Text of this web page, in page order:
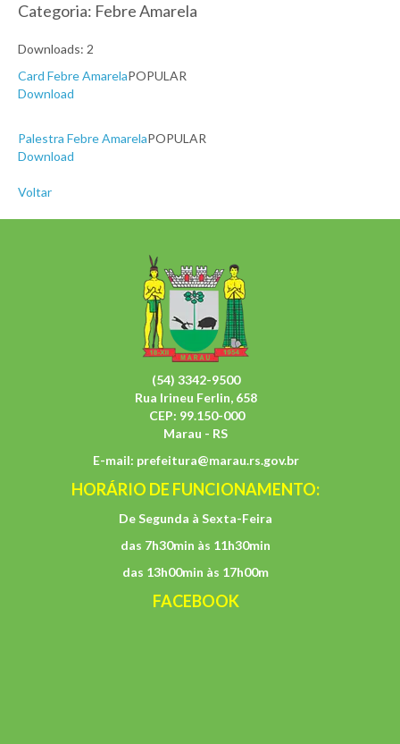
Categoria: Febre Amarela
Downloads: 2
Card Febre AmarelaPOPULAR
Download
Palestra Febre AmarelaPOPULAR
Download
Voltar
(54) 3342-9500
Rua Irineu Ferlin, 658
CEP: 99.150-000
Marau - RS
E-mail: prefeitura@marau.rs.gov.br
HORÁRIO DE FUNCIONAMENTO:
De Segunda à Sexta-Feira
das 7h30min às 11h30min
das 13h00min às 17h00m
FACEBOOK